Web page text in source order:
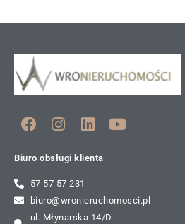
Biuro obsługi klienta
57 57 57 231
biuro@wronieruchomosci.pl
ul. Młynarska 14/D